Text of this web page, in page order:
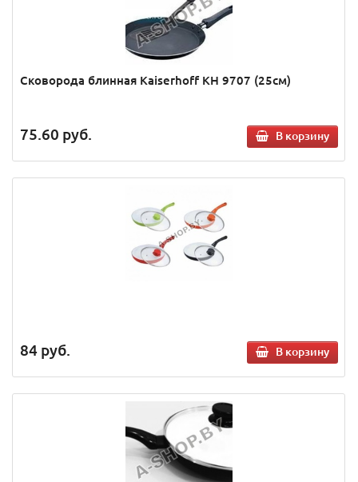
Сковорода блинная Kaiserhoff KH 9707 (25см)
75.60 руб. В корзину
84 руб. В корзину